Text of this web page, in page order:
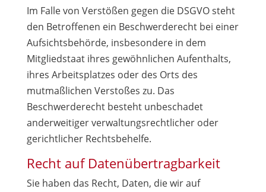
Im Falle von Verstößen gegen die DSGVO steht
den Betroffenen ein Beschwerderecht bei einer
Aufsichtsbehörde, insbesondere in dem
Mitgliedstaat ihres gewöhnlichen Aufenthalts,
ihres Arbeitsplatzes oder des Orts des
mutmaßlichen Verstoßes zu. Das
Beschwerderecht besteht unbeschadet
anderweitiger verwaltungsrechtlicher oder
gerichtlicher Rechtsbehelfe.
Recht auf Daten­übertrag­barkeit
Sie haben das Recht, Daten, die wir auf